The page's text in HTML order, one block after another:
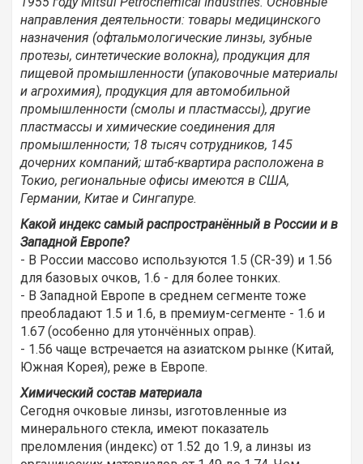
направления деятельности: товары медицинского
назначения (офтальмологические линзы, зубные
протезы, синтетические волокна), продукция для
пищевой промышленности (упаковочные материалы
и агрохимия), продукция для автомобильной
промышленности (смолы и пластмассы), другие
пластмассы и химические соединения для
промышленности; 18 тысяч сотрудников, 145
дочерних компаний; штаб-квартира расположена в
Токио, региональные офисы имеются в США,
Германии, Китае и Сингапуре.
Какой индекс самый распространённый в России и в
Западной Европе?
- В России массово используются 1.5 (CR-39) и 1.56
для базовых очков, 1.6 - для более тонких.
- В Западной Европе в среднем сегменте тоже
преобладают 1.5 и 1.6, в премиум-сегменте - 1.6 и
1.67 (особенно для утончённых оправ).
- 1.56 чаще встречается на азиатском рынке (Китай,
Южная Корея), реже в Европе.
Химический состав материала
Сегодня очковые линзы, изготовленные из
минерального стекла, имеют показатель
преломления (индекс) от 1.52 до 1.9, а линзы из